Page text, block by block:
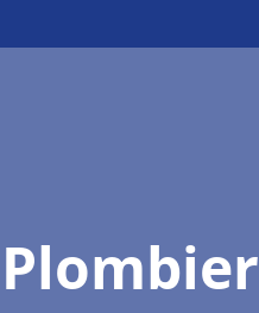
Plombier